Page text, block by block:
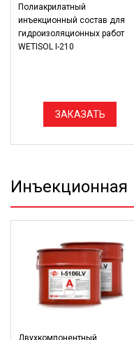
Полиакрилатный
инъекционный состав для
гидроизоляционных работ
WETISOL I-210
ЗАКАЗАТЬ
Инъекционная
Двухкомпонентный